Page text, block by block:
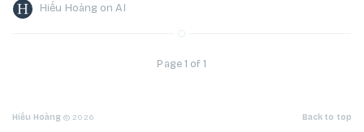
Hiếu Hoàng onAI
Page 1 of 1
Hiếu Hoàng © 2026 Back to top